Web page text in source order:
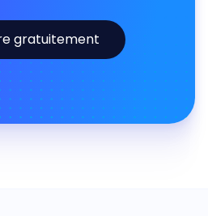
gratuitement